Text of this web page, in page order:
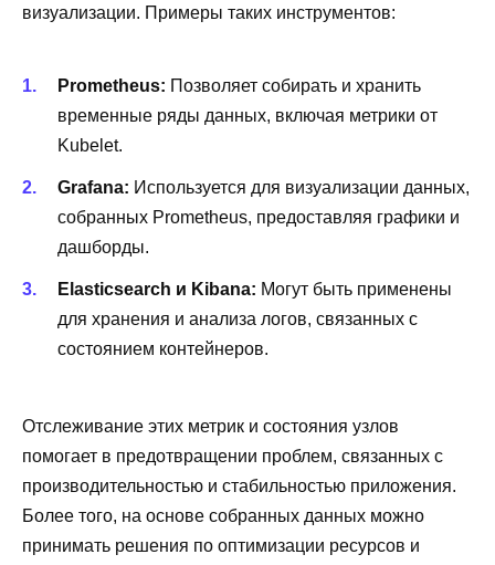
визуализации. Примеры таких инструментов:
Prometheus: Позволяет собирать и хранить
временные ряды данных, включая метрики от
Kubelet.
Grafana: Используется для визуализации данных,
собранных Prometheus, предоставляя графики и
дашборды.
Elasticsearch и Kibana: Могут быть применены
для хранения и анализа логов, связанных с
состоянием контейнеров.
Отслеживание этих метрик и состояния узлов
помогает в предотвращении проблем, связанных с
производительностью и стабильностью приложения.
Более того, на основе собранных данных можно
принимать решения по оптимизации ресурсов и